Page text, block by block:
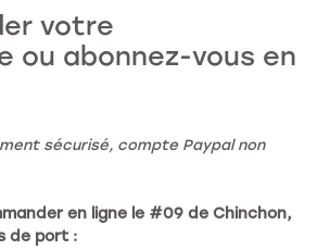
votre
ou abonnez-vous en
sécurisé, compte Paypal non
en ligne le #09 de Chinchon,
de port :